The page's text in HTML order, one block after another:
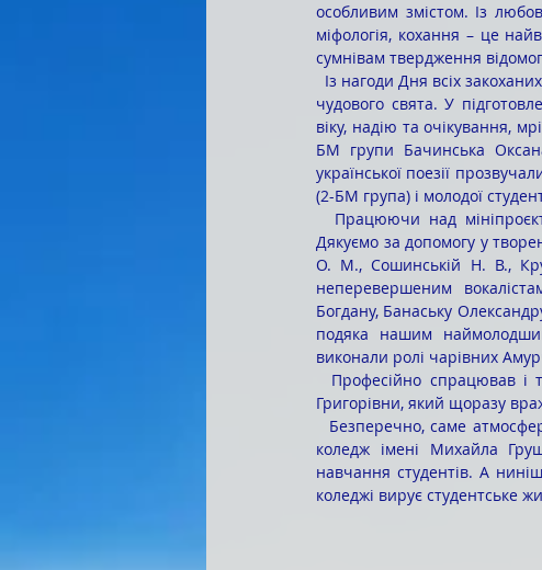
особливим змістом. Із
міфологія, кохання – це
сумнівам твердження
чудового свята. У
віку, надію та очікування,
БМ групи Бачинська
української поезії
(2-БМ група) і молодої
Дякуємо за допомогу у
О. М., Сошинській Н. В.,
неперевершеним
Богдану, Банаську
подяка нашим
виконали ролі чарівних
Григорівни, який щоразу
коледж імені Михайла
навчання студентів. А
коледжі вирує студентське